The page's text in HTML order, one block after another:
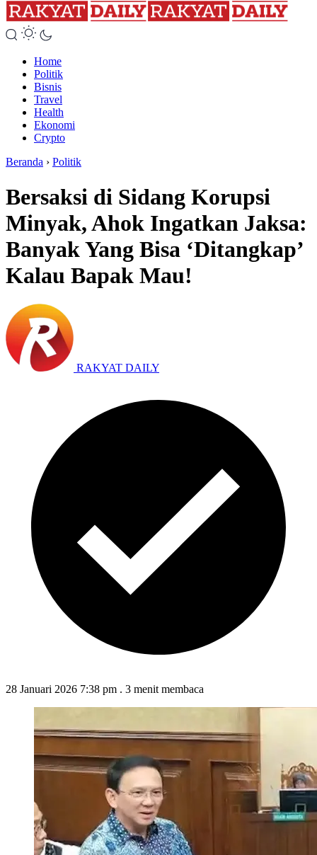
Home
Politik
Bisnis
Travel
Health
Ekonomi
Crypto
Beranda › Politik
Bersaksi di Sidang Korupsi
Minyak, Ahok Ingatkan Jaksa:
Banyak Yang Bisa ‘Ditangkap’
Kalau Bapak Mau!
RAKYAT DAILY
28 Januari 2026 7:38 pm . 3 menit membaca